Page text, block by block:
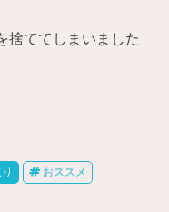
捨ててしまいました
おススメ